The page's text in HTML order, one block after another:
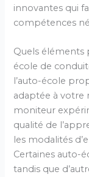
innovantes qui
compétences
Quels
école de
l’auto-école
adaptée à votre
moniteur
qualité de
les modalités
Certaines auto-
tandis que